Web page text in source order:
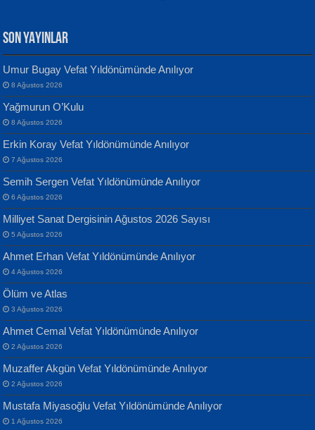
MUSTAFA KELOĞLU
Yarına İz Bırakmak...
ATİLLA ÖZEN
Sultan Olmadan Önce Eyüp...
EKREM KARABABA
Yaralı Şiir...
Yılmaz Ekinci
Geceye Söylenen...
Banu Sancak
Defterimden İçeri...
İsmail Aydos
İnkisar...
SON YAYINLAR
Umur Bugay Vefat Yıldönümünde Anılıyor
8 Ağustos 2026
Yağmurun O’Kulu
8 Ağustos 2026
Erkin Koray Vefat Yıldönümünde Anılıyor
7 Ağustos 2026
Semih Sergen Vefat Yıldönümünde Anılıyor
6 Ağustos 2026
Milliyet Sanat Dergisinin Ağustos 2026 Sayısı
5 Ağustos 2026
Ahmet Erhan Vefat Yıldönümünde Anılıyor
4 Ağustos 2026
Ölüm ve Atlas
3 Ağustos 2026
Ahmet Cemal Vefat Yıldönümünde Anılıyor
2 Ağustos 2026
Muzaffer Akgün Vefat Yıldönümünde Anılıyor
2 Ağustos 2026
Mustafa Miyasoğlu Vefat Yıldönümünde Anılıyor
1 Ağustos 2026